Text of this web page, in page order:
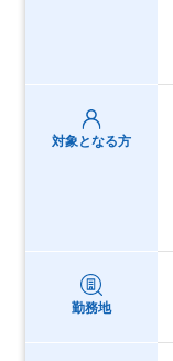
対象となる方
勤務地